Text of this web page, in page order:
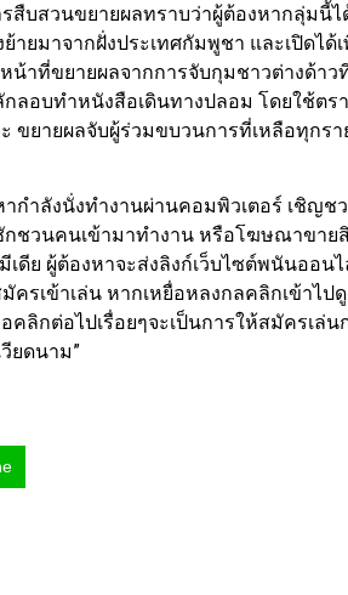
สืบสวนขยายผลทราบว่าผู้ต้องหากลุ่มนี้
ยมาจากฝั่งประเทศกัมพูชา และเปิดได้
น้าที่ขยายผลจากการจับกุมชาวต่างด้าว
ลอบทำหนังสือเดินทางปลอม โดยใช้ตร
ขยายผลจับผู้ร่วมขบวนการที่เหลือทุกร
กำลังนั่งทำงานผ่านคอมพิวเตอร์ เชิญช
ชวนคนเข้ามาทำงาน หรือโฆษณาขาย
ดีย ผู้ต้องหาจะส่งลิงก์เว็บไซต์พนันออน
ครเข้าเล่น หากเหยื่อหลงกลคลิกเข้าไป
ลิกต่อไปเรื่อยๆจะเป็นการให้สมัครเล่
ยดนาม”